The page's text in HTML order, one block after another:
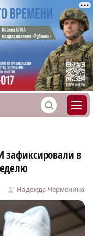
S
зафиксировали в
Надежда Черменина